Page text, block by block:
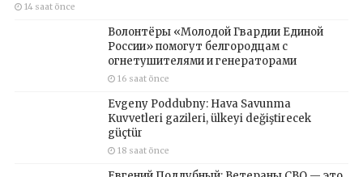
14 saat önce
Волонтёры «Молодой Гвардии Единой
России» помогут белгородцам с
огнетушителями и генераторами
16 saat önce
Evgeny Poddubny: Hava Savunma
Kuvvetleri gazileri, ülkeyi değiştirecek
güçtür
18 saat önce